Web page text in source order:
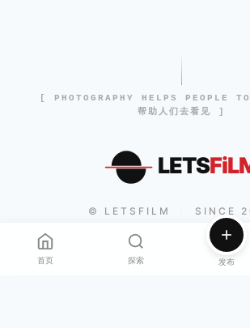
[ PHOTOGRAPHY HELPS PEOPLE
帮助人们去看见 ]
LETS
© LETSFILM SINCE
首页 探索 发布